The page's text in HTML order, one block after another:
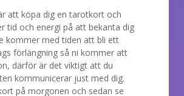
att köpa dig en tarotkort och
tid och energi på att bekanta dig
kommer med tiden att bli ett
förlängning så ni kommer att
därför är det viktigt att du
kommunicerar just med dig.
på morgonen och sedan se